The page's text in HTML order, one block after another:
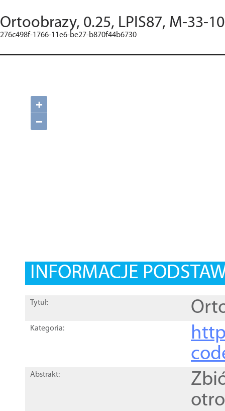
Ortoobrazy, 0.25, LPIS87, M-33-
276c498f-1766-11e6-be27-b870f44b6730
+
−
INFORMACJE
Tytuł:
Kategoria:
Abstrakt: